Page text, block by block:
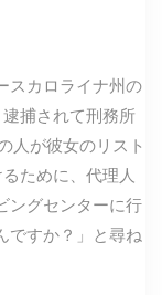
スカロライナ州の
捕されて刑務所
人が彼女のリスト
ために、代理人
ングセンターに行
ですか？」と尋ね